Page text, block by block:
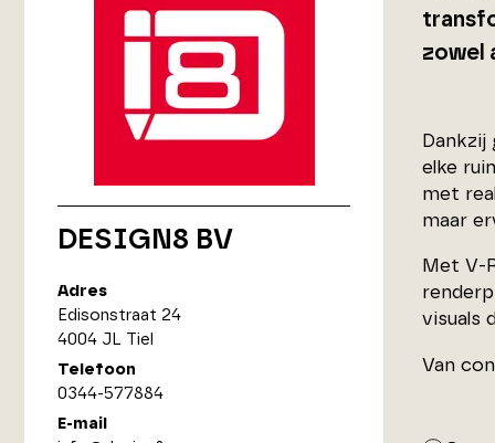
DESIGN8 BV
Adres
Edisonstraat 24
4004 JL Tiel
Telefoon
0344-577884
E-mail
zowel
elke
met
maar
Met V-
visuals
Van